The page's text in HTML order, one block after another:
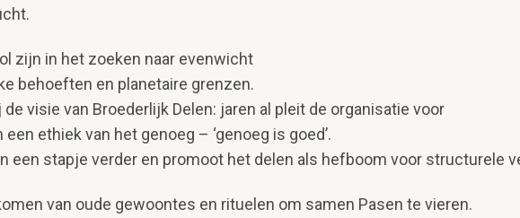
zijn in het zoeken naar evenwicht
behoeften en planetaire grenzen.
visie van Broederlijk Delen: jaren al pleit de organisatie voor
ethiek van het genoeg – ‘genoeg is goed’.
een stapje verder en promoot het delen als hefboom voor structurele
van oude gewoontes en rituelen om samen Pasen te vieren.